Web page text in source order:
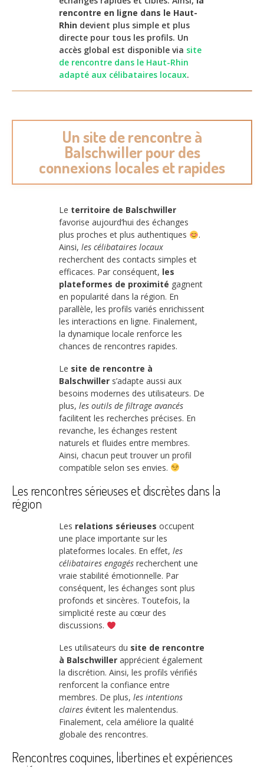
rencontre en ligne dans le Haut-
Rhin devient plus simple et plus
directe pour tous les profils. Un
accès global est disponible via site
de rencontre dans le Haut-Rhin
adapté aux célibataires locaux.
Un site de rencontre à
Balschwiller pour des
connexions locales et rapides
Le territoire de Balschwiller
favorise aujourd’hui des échanges
plus proches et plus authentiques
.
Ainsi, les célibataires locaux
recherchent des contacts simples et
efficaces. Par conséquent, les
plateformes de proximité gagnent
en popularité dans la région. En
parallèle, les profils variés enrichissent
les interactions en ligne. Finalement,
la dynamique locale renforce les
chances de rencontres rapides.
Le site de rencontre à
Balschwiller s’adapte aussi aux
besoins modernes des utilisateurs. De
plus, les outils de filtrage avancés
facilitent les recherches précises. En
revanche, les échanges restent
naturels et fluides entre membres.
Ainsi, chacun peut trouver un profil
compatible selon ses envies.
Les rencontres sérieuses et discrètes dans la
région
Les relations sérieuses occupent
une place importante sur les
plateformes locales. En effet, les
célibataires engagés recherchent une
vraie stabilité émotionnelle. Par
conséquent, les échanges sont plus
profonds et sincères. Toutefois, la
simplicité reste au cœur des
discussions.
Les utilisateurs du site de rencontre
à Balschwiller apprécient également
la discrétion. Ainsi, les profils vérifiés
renforcent la confiance entre
membres. De plus, les intentions
claires évitent les malentendus.
Finalement, cela améliore la qualité
globale des rencontres.
Rencontres coquines, libertines et expériences